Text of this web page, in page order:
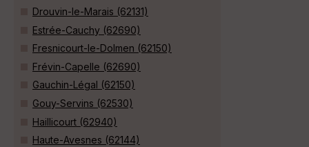
Drouvin-le-Marais (62131)
Estrée-Cauchy (62690)
Fresnicourt-le-Dolmen (62150)
Frévin-Capelle (62690)
Gauchin-Légal (62150)
Gouy-Servins (62530)
Haillicourt (62940)
Haute-Avesnes (62144)